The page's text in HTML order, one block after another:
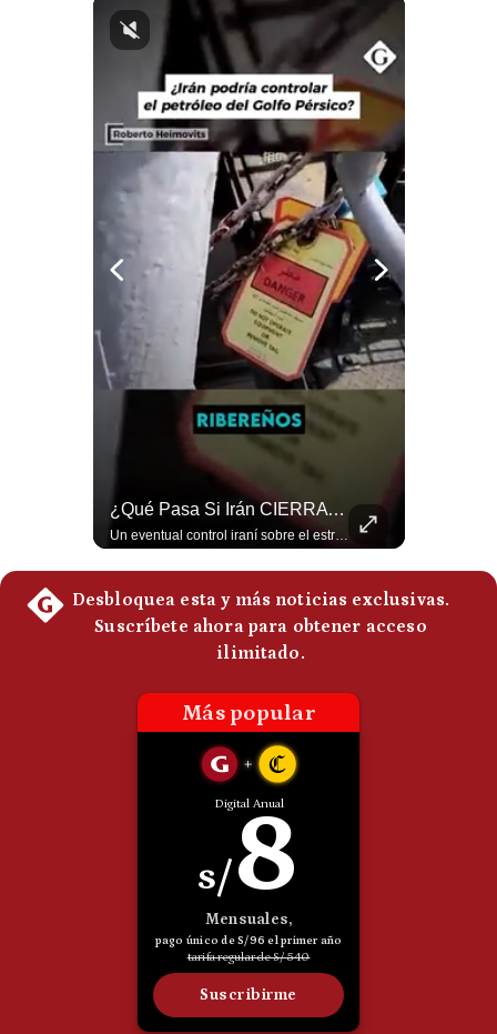
Frecuentes
¿Qué Pasa Si Irán CIERRA El Estrecho De Ormuz? | #radar24
Un eventual control iraní sobre el estrecho de Ormuz cambiaría radicalmente el equilibrio de poder, así lo explicó el analista Roberto Heimovits. Además, explicó que países como Arabia Saudita, Qatar, Emiratos Árabes Unidos, Irak y Kuwait dependen de esa ruta para exportar petróleo, gas y fertilizantes. #Geopolitica #Irán #EstrechoDeOrmuz #Petroleo #NoticiasInternacionales #RobertoHeimovits #Shorts 👉 Suscríbete y activa la campana para no perderte nuestro análisis diario. 🌎 Síguenos en nuestras redes sociales: 📌 Web oficial: https://gestion.pe/mundo/ 📌 LinkedIn: http://bit.ly/3HYIET0 📌 X (Twitter): http://bit.ly/4noZtX9 📌 TikTok: http://bit.ly/4evB6TO